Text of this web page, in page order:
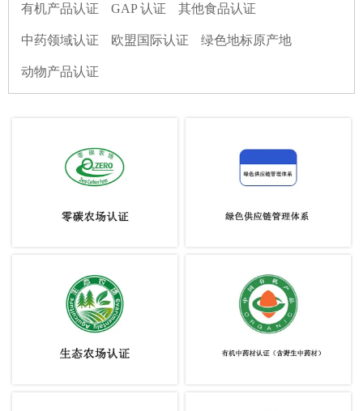
有机产品认证 GAP 认证 其他食品认证
中药领域认证 欧盟国际认证 绿色地标原产地
动物产品认证